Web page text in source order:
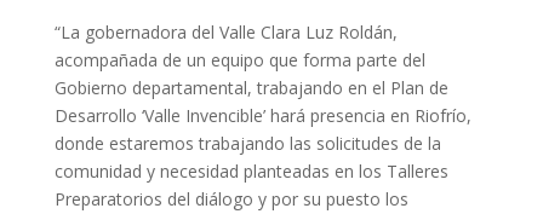
“La gobernadora del Valle Clara Luz Roldán,
acompañada de un equipo que forma parte del
Gobierno departamental, trabajando en el Plan de
Desarrollo ‘Valle Invencible’ hará presencia en Riofrío,
donde estaremos trabajando las solicitudes de la
comunidad y necesidad planteadas en los Talleres
Preparatorios del diálogo y por su puesto los